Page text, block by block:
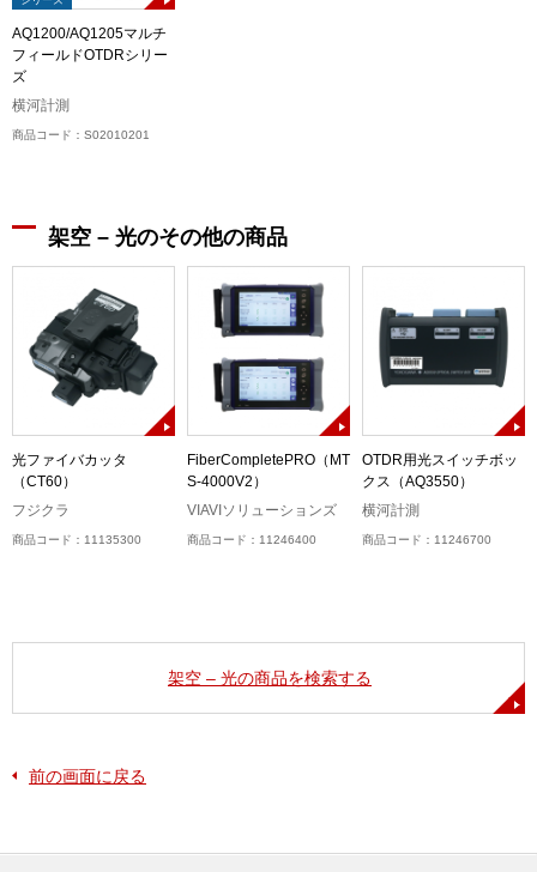
AQ1200/AQ1205マルチ
フィールドOTDRシリー
ズ
横河計測
商品コード：S02010201
架空 – 光のその他の商品
光ファイバカッタ
（CT60）
フジクラ
商品コード：11135300
FiberCompletePRO（MT
S-4000V2）
VIAVIソリューションズ
商品コード：11246400
OTDR用光スイッチボッ
クス（AQ3550）
横河計測
商品コード：11246700
架空 – 光の商品を検索する
前の画面に戻る